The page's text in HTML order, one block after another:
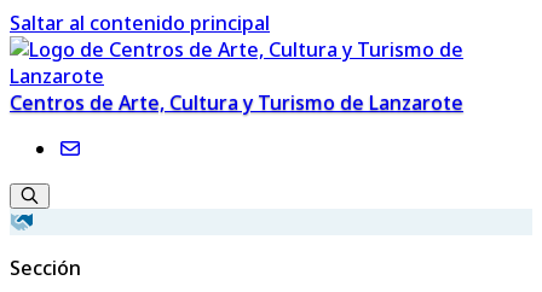
Saltar al contenido principal
Centros de Arte, Cultura y Turismo de Lanzarote
Sección